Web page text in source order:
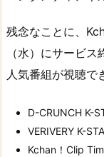
残念なことに、
（水）にサービ
人気番組が視聴で
D-CRUNCH K-
VERIVERY K-
Kchan！Clip